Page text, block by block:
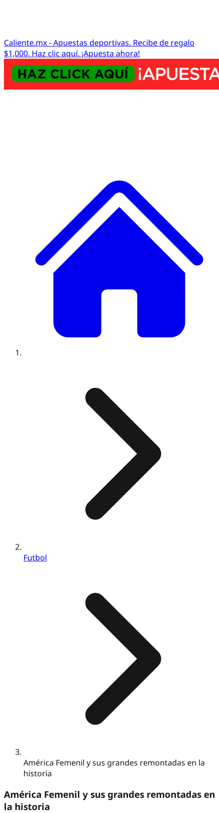
Caliente.mx - Apuestas deportivas. Recibe de regalo
$1,000. Haz clic aquí. ¡Apuesta ahora!
Futbol
América Femenil y sus grandes remontadas en la
historia
América Femenil y sus grandes remontadas en
la historia